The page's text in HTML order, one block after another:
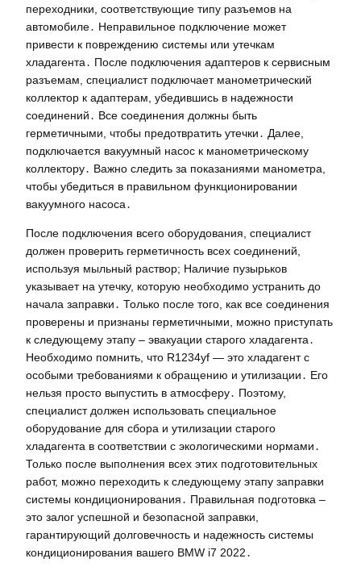
переходники, соответствующие типу разъемов на
автомобиле․ Неправильное подключение может
привести к повреждению системы или утечкам
хладагента․ После подключения адаптеров к сервисным
разъемам, специалист подключает манометрический
коллектор к адаптерам, убедившись в надежности
соединений․ Все соединения должны быть
герметичными, чтобы предотвратить утечки․ Далее,
подключается вакуумный насос к манометрическому
коллектору․ Важно следить за показаниями манометра,
чтобы убедиться в правильном функционировании
вакуумного насоса․
После подключения всего оборудования, специалист
должен проверить герметичность всех соединений,
используя мыльный раствор; Наличие пузырьков
указывает на утечку, которую необходимо устранить до
начала заправки․ Только после того, как все соединения
проверены и признаны герметичными, можно приступать
к следующему этапу – эвакуации старого хладагента․
Необходимо помнить, что R1234yf — это хладагент с
особыми требованиями к обращению и утилизации․ Его
нельзя просто выпустить в атмосферу․ Поэтому,
специалист должен использовать специальное
оборудование для сбора и утилизации старого
хладагента в соответствии с экологическими нормами․
Только после выполнения всех этих подготовительных
работ, можно переходить к следующему этапу заправки
системы кондиционирования․ Правильная подготовка –
это залог успешной и безопасной заправки,
гарантирующий долговечность и надежность системы
кондиционирования вашего BMW i7 2022․